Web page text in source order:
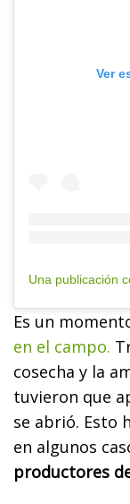
Ver
Es un
en el campo.
cosecha y la
tuvieron que
se abrió. Esto
en algunos
productores